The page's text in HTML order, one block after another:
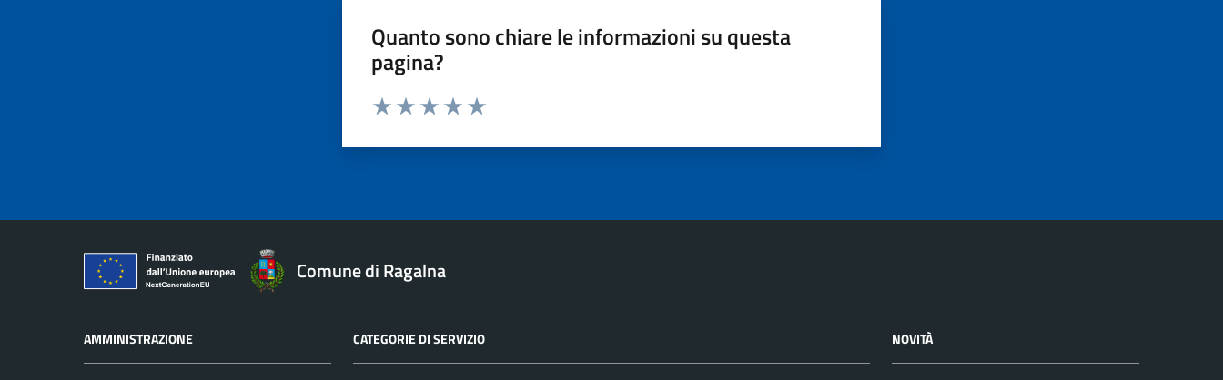
Quanto sono chiare le informazioni su questa
pagina?
Comune di Ragalna
AMMINISTRAZIONE CATEGORIE DI SERVIZIO NOVITÀ